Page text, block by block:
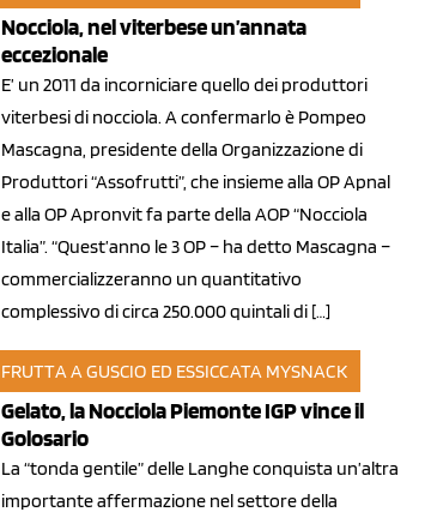
Nocciola, nel viterbese un’annata
eccezionale
E’ un 2011 da incorniciare quello dei produttori
viterbesi di nocciola. A confermarlo è Pompeo
Mascagna, presidente della Organizzazione di
Produttori “Assofrutti”, che insieme alla OP Apnal
e alla OP Apronvit fa parte della AOP “Nocciola
Italia”. “Quest’anno le 3 OP – ha detto Mascagna –
commercializzeranno un quantitativo
complessivo di circa 250.000 quintali di […]
FRUTTA A GUSCIO ED ESSICCATA MYSNACK
07 nov 2011
Gelato, la Nocciola Piemonte IGP vince il
Golosario
La “tonda gentile” delle Langhe conquista un’altra
importante affermazione nel settore della